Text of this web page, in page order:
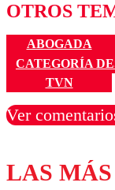
OTROS
ABOGADA
CATEGORÍA
TVN
Ver
Los
LAS